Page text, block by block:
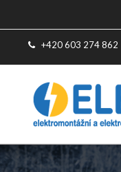
+420 603 274 862